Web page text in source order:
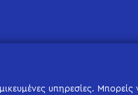
υπηρεσίες. Μπορείς